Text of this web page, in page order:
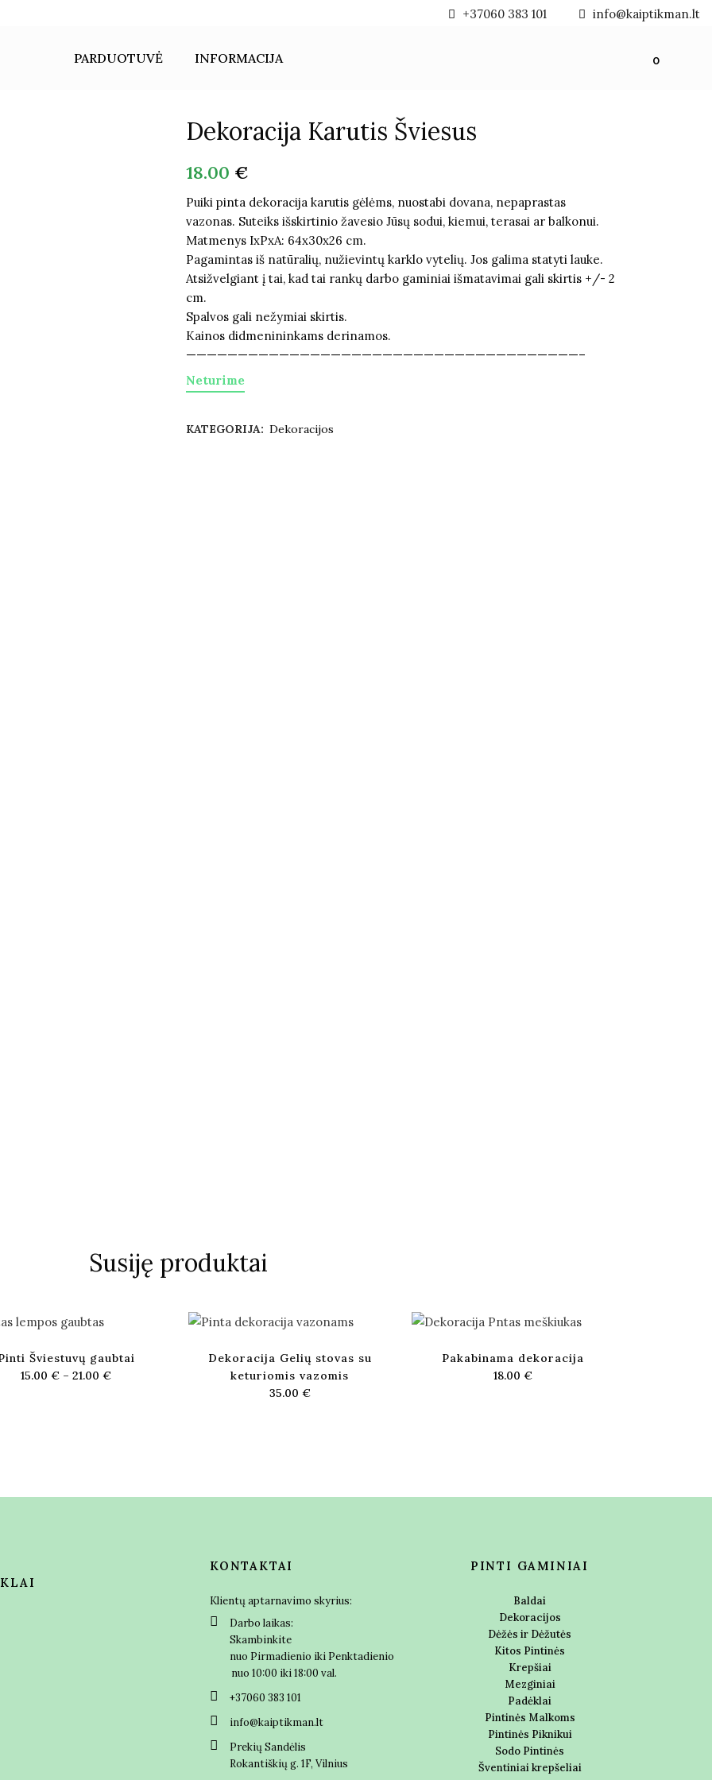
+37060 383 101 info@kaiptikman.lt
0
PARDUOTUVĖ INFORMACIJA
Dekoracija Karutis Šviesus
18.00 €
Puiki pinta dekoracija karutis gėlėms, nuostabi dovana, nepaprastas
vazonas. Suteiks išskirtinio žavesio Jūsų sodui, kiemui, terasai ar balkonui.
Matmenys IxPxA: 64x30x26 cm.
Pagamintas iš natūralių, nužievintų karklo vytelių. Jos galima statyti lauke.
Atsižvelgiant į tai, kad tai rankų darbo gaminiai išmatavimai gali skirtis +/- 2
cm.
Spalvos gali nežymiai skirtis.
Kainos didmenininkams derinamos.
——————————————————————————————————————–
Neturime
KATEGORIJA: Dekoracijos
Susiję produktai
Šviestuvų gaubtai
15.00€ –21.00€
Dekoracija Gelių stovas su
keturiomis vazomis
35.00 €
Pakabinama dekoracija
18.00€
KONTAKTAI
Klientų aptarnavimo skyrius:
Darbo laikas:
Skambinkite
nuo Pirmadienio iki Penktadienio
nuo 10:00 iki 18:00 val.
+37060 383 101
info@kaiptikman.lt
Prekių Sandėlis
Rokantiškių g. 1F, Vilnius
PINTI GAMINIAI
Baldai
Dekoracijos
Dėžės ir Dėžutės
Kitos Pintinės
Krepšiai
Mezginiai
Padėklai
Pintinės Malkoms
Pintinės Piknikui
Sodo Pintinės
Šventiniai krepšeliai